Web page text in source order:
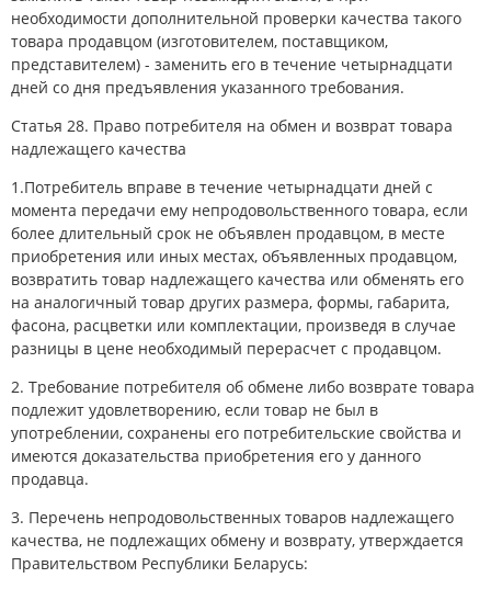
необходимости дополнительной проверки качества такого
товара продавцом (изготовителем, поставщиком,
представителем) - заменить его в течение четырнадцати
дней со дня предъявления указанного требования.
Статья 28. Право потребителя на обмен и возврат товара
надлежащего качества
1.Потребитель вправе в течение четырнадцати дней с
момента передачи ему непродовольственного товара, если
более длительный срок не объявлен продавцом, в месте
приобретения или иных местах, объявленных продавцом,
возвратить товар надлежащего качества или обменять его
на аналогичный товар других размера, формы, габарита,
фасона, расцветки или комплектации, произведя в случае
разницы в цене необходимый перерасчет с продавцом.
2. Требование потребителя об обмене либо возврате товара
подлежит удовлетворению, если товар не был в
употреблении, сохранены его потребительские свойства и
имеются доказательства приобретения его у данного
продавца.
3. Перечень непродовольственных товаров надлежащего
качества, не подлежащих обмену и возврату, утверждается
Правительством Республики Беларусь: